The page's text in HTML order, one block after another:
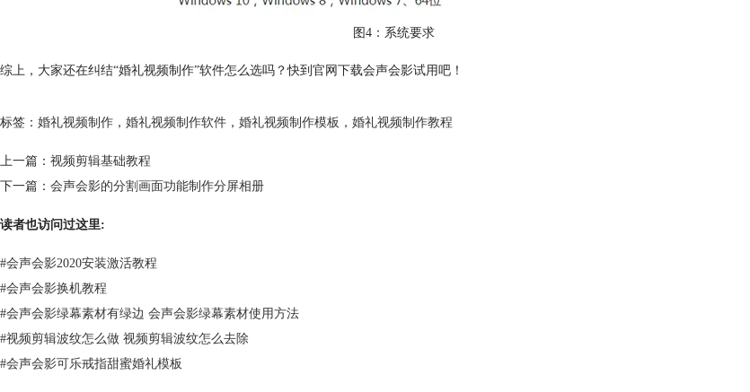
图4：系统要求
综上，大家还在纠结“婚礼视频制作”软件怎么选吗？快到官网下载会声会影试用吧！
标签： 婚礼视频制作 ， 婚礼视频制作软件 ， 婚礼视频制作模板 ， 婚礼视频制作教程
上一篇： 视频剪辑基础教程
下一篇： 会声会影的分割画面功能制作分屏相册
读者也访问过这里:
#会声会影2020安装激活教程
#会声会影换机教程
#会声会影绿幕素材有绿边 会声会影绿幕素材使用方法
#视频剪辑波纹怎么做 视频剪辑波纹怎么去除
#会声会影可乐戒指甜蜜婚礼模板